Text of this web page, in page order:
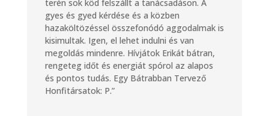
terén sok köd felszállt a tanácsadáson. A
gyes és gyed kérdése és a közben
hazaköltözéssel összefonódó aggodalmak is
kisimultak. Igen, el lehet indulni és van
megoldás mindenre. Hívjátok Erikát bátran,
rengeteg időt és energiát spórol az alapos
és pontos tudás. Egy Bátrabban Tervező
Honfitársatok: P.”